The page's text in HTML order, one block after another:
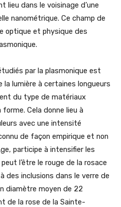
lieu dans le voisinage d’une
nanométrique. Ce champ de
optique et physique des
par la plasmonique est
la lumière à certaines longueurs
du type de matériaux
Cela donne lieu à
avec une intensité
de façon empirique et non
participe à intensifier les
l’être le rouge de la rosace
des inclusions dans le verre de
diamètre moyen de 22
de la rose de la Sainte-